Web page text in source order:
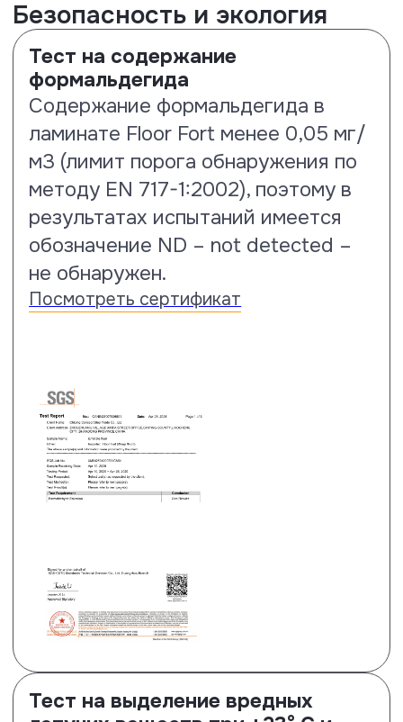
Испытания на прочность и
долговечность
Тест на истираемость и
соответствие 33 классу
Данное испытания проводилось
Floor Fort подтвержден 33 класс
истираемости.
Посмотреть сертификат